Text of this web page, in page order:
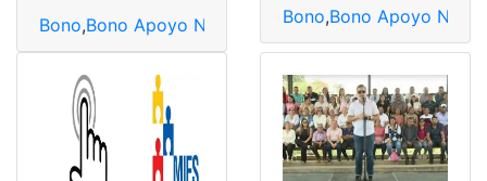
Bono,Bono Apoyo Nutricional ,Ecuador,Emergencia
Bono,Bono Apoyo